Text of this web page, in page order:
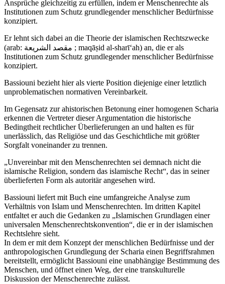
Ansprüche gleichzeitig zu erfüllen, indem er Menschenrechte als
Institutionen zum Schutz grundlegender menschlicher Bedürfnisse
konzipiert.
Er lehnt sich dabei an die Theorie der islamischen Rechtszwecke
(arab: مقصد الشريعة ; maqāṣid al-sharīʻah) an, die er als
Institutionen zum Schutz grundlegender menschlicher Bedürfnisse
konzipiert.
Bassiouni bezieht hier als vierte Position diejenige einer letztlich
unproblematischen normativen Vereinbarkeit.
Im Gegensatz zur ahistorischen Betonung einer homogenen Scharia
erkennen die Vertreter dieser Argumentation die historische
Bedingtheit rechtlicher Überlieferungen an und halten es für
unerlässlich, das Religiöse und das Geschichtliche mit größter
Sorgfalt voneinander zu trennen.
„Unvereinbar mit den Menschenrechten sei demnach nicht die
islamische Religion, sondern das islamische Recht“, das in seiner
überlieferten Form als autoritär angesehen wird.
Bassiouni liefert mit Buch eine umfangreiche Analyse zum
Verhältnis von Islam und Menschenrechten. Im dritten Kapitel
entfaltet er auch die Gedanken zu „Islamischen Grundlagen einer
universalen Menschenrechtskonvention“, die er in der islamischen
Rechtslehre sieht.
In dem er mit dem Konzept der menschlichen Bedürfnisse und der
anthropologischen Grundlegung der Scharia einen Begriffsrahmen
bereitstellt, ermöglicht Bassiouni eine unabhängige Bestimmung des
Menschen, und öffnet einen Weg, der eine transkulturelle
Diskussion der Menschenrechte zulässt.